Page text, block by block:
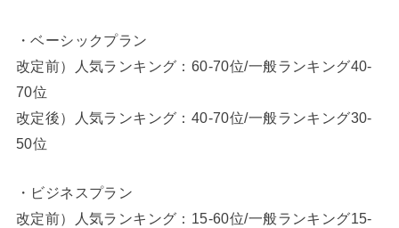
・ベーシックプラン
改定前）人気ランキング：60-70位/一般ランキング40-
70位
改定後）人気ランキング：40-70位/一般ランキング30-
50位
・ビジネスプラン
改定前）人気ランキング：15-60位/一般ランキング15-